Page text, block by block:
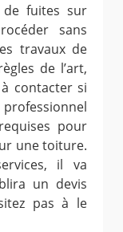
de fuites sur
sans
travaux de
de l’art,
contacter si
professionnel
pour
une toiture.
il va
un devis
pas à le